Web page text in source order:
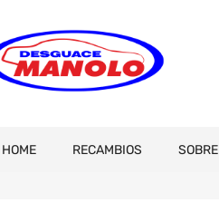
HOME RECAMBIOS